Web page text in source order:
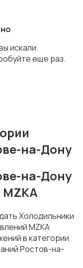
искали.
еще раз.
на-Дону
на-Дону
Холодильники
MZKA
в категории
Ростов-на-